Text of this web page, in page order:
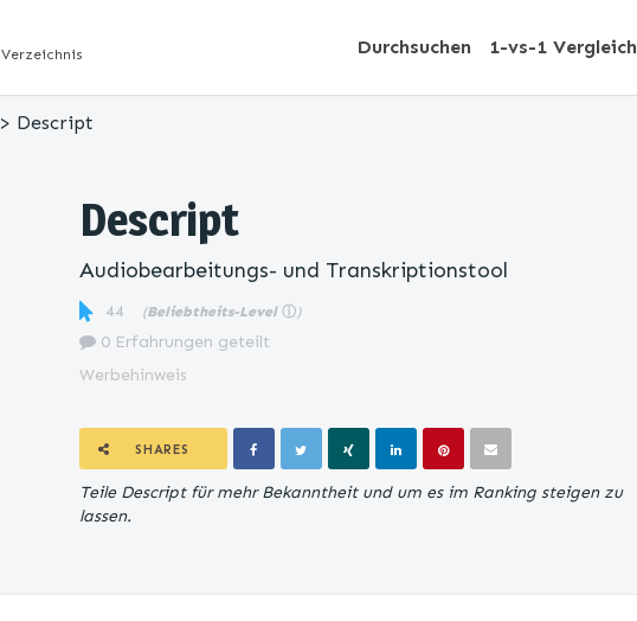
Verzeichnis Durchsuchen 1-vs-1 Vergleich
> Descript
Descript
Audiobearbeitungs- und Transkriptionstool
44 (Beliebtheits-Level ⓘ)
0 Erfahrungen geteilt
Werbehinweis
SHARES
Teile Descript für mehr Bekanntheit und um es im Ranking steigen zu
lassen.